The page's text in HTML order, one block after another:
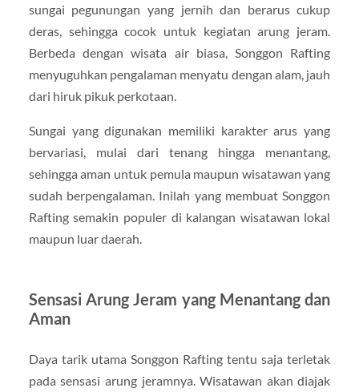
sungai pegunungan yang jernih dan berarus cukup
deras, sehingga cocok untuk kegiatan arung jeram.
Berbeda dengan wisata air biasa, Songgon Rafting
menyuguhkan pengalaman menyatu dengan alam, jauh
dari hiruk pikuk perkotaan.
Sungai yang digunakan memiliki karakter arus yang
bervariasi, mulai dari tenang hingga menantang,
sehingga aman untuk pemula maupun wisatawan yang
sudah berpengalaman. Inilah yang membuat Songgon
Rafting semakin populer di kalangan wisatawan lokal
maupun luar daerah.
Sensasi Arung Jeram yang Menantang dan
Aman
Daya tarik utama Songgon Rafting tentu saja terletak
pada sensasi arung jeramnya. Wisatawan akan diajak